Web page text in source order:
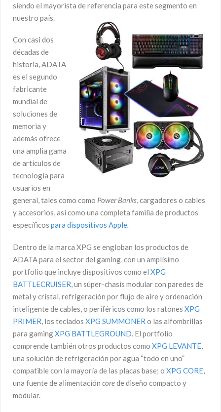
siendo el mayorista de referencia para este segmento en
nuestro país.
Con casi dos
décadas de
historia, ADATA
es el segundo
fabricante
mundial de
soluciones de
memoria y
además ofrece
una amplia gama
de artículos de
tecnología para
usuarios en
general, tales como como Power Banks, cargadores o cables
y accesorios, así como una completa familia de productos
específicos para dispositivos Apple.
Dentro de la marca XPG se engloban los productos de
ADATA para el sector del gaming, con un amplísimo
portfolio que incluye dispositivos como el XPG
BATTLECRUISER, un súper-chasis modular con paredes de
metal y cristal, refrigeración por flujo de aire y ordenación
inteligente de cables, o periféricos como los ratones XPG
PRIMER, los teclados XPG SUMMONER o las alfombrillas
para gamingXPG BATTLEGROUND. El portfolio
comprende también otros productos como XPG LEVANTE,
una solución de refrigeración por agua “todo en uno”
compatible con la mayoría de las placas base; o XPG CORE,
una fuente de alimentación corede diseño compacto y
modular.